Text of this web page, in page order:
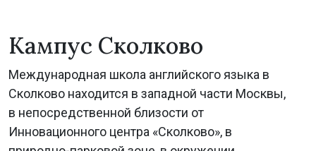
Кампус Сколково
Международная школа английского языка в
Сколково находится в западной части Москвы,
в непосредственной близости от
Инновационного центра «Сколково», в